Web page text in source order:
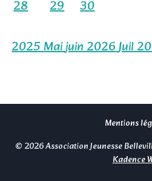
28
29
30
2025Maijuin 2026Juil
Mentions
© 2026 Association Jeunesse
Kadence